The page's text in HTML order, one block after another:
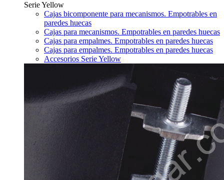
Serie Yellow
Cajas bicomponente para mecanismos. Empotrables en
paredes huecas
Cajas para mecanismos. Empotrables en paredes huecas
Cajas para empalmes. Empotrables en paredes huecas
Cajas para empalmes. Empotrables en paredes huecas
Accesorios Serie Yellow